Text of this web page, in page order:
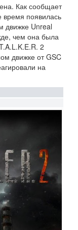
Как сообщает
время появилась
движке Unreal
чем она была
2
движке от GSC
на